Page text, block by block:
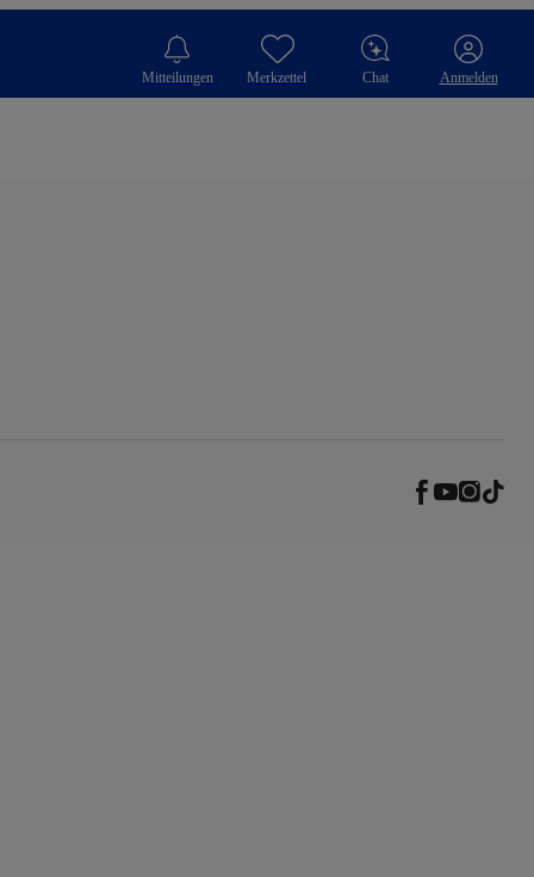
Mitteilungen Merkzettel Chat Anmelden